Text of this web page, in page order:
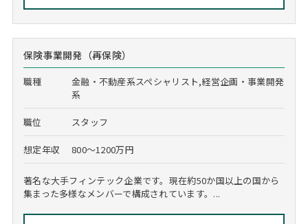
保険事業開発（再保険）
職種
金融・不動産系スペシャリスト,経営企画・事業開発
系
職位 スタッフ
想定年収 800～1200万円
著名な大手フィンテック企業です。現在約50か国以上の国から
集まった多様なメンバーで構成されています。...